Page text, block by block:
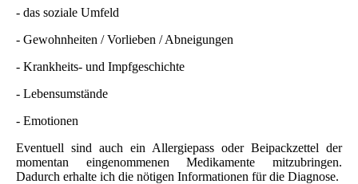
- das soziale Umfeld
- Gewohnheiten / Vorlieben / Abneigungen
- Krankheits- und Impfgeschichte
- Lebensumstände
- Emotionen
Eventuell sind auch ein Allergiepass oder Beipackzettel der
momentan eingenommenen Medikamente mitzubringen.
Dadurch erhalte ich die nötigen Informationen für die Diagnose.